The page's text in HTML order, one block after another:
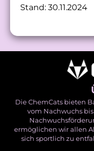
Stand: 30.11.2024
Die ChemCats bieten
vom Nachwuchs
ermöglichen wir allen
sich sportlich zu